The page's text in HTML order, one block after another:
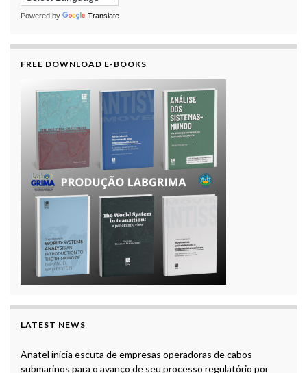
Powered by Translate
FREE DOWNLOAD E-BOOKS
LATEST NEWS
Anatel inicia escuta de empresas operadoras de cabos
submarinos para o avanço de seu processo regulatório por